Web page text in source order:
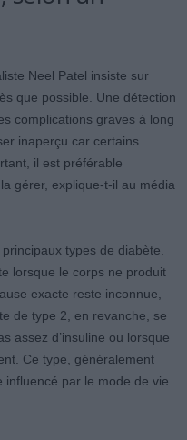
Neel Patel insiste sur
que possible. Une détection
complications graves à long
inaperçu car certains
il est préférable
gérer, explique-t-il au média
types de diabète.
lorsque le corps ne produit
exacte reste inconnue,
de type 2, en revanche, se
assez d’insuline ou lorsque
Ce type, généralement
influencé par le mode de vie